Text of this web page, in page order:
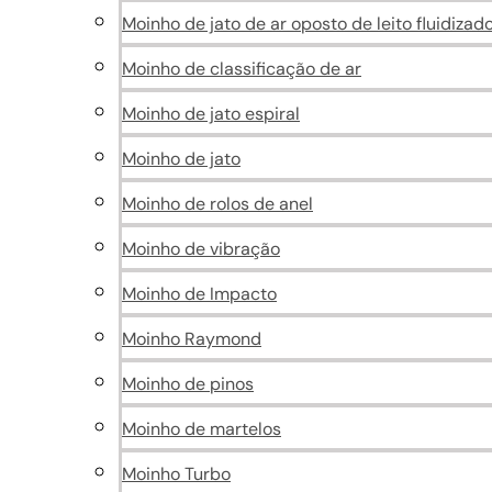
Moinho de jato de ar oposto de leito
Moinho de classificação de ar
Moinho de jato espiral
Moinho de jato
Moinho de rolos de anel
Moinho de vibração
Moinho de Impacto
Moinho Raymond
Moinho de pinos
Moinho de martelos
Moinho Turbo